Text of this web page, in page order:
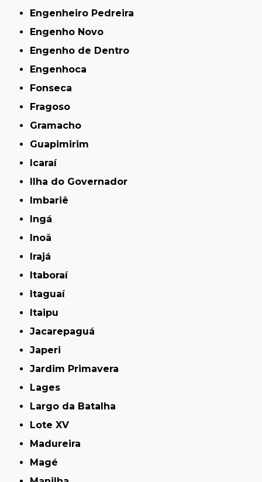
Engenheiro Pedreira
Engenho Novo
Engenho de Dentro
Engenhoca
Fonseca
Fragoso
Gramacho
Guapimirim
Icaraí
Ilha do Governador
Imbariê
Ingá
Inoã
Irajá
Itaboraí
Itaguaí
Itaipu
Jacarepaguá
Japeri
Jardim Primavera
Lages
Largo da Batalha
Lote XV
Madureira
Magé